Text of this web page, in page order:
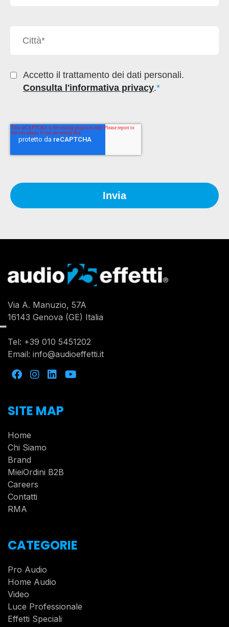
Accetto il trattamento dei dati personali.
Consulta l'informativa privacy.*
Via A. Manuzio, 57A
16143 Genova (GE) Italia
Tel: +39 010 5451202
Email: info@audioeffetti.it
SITE MAP
Home
Chi Siamo
Brand
MieiOrdini B2B
Careers
Contatti
RMA
CATEGORIE
Pro Audio
Home Audio
Video
Luce Professionale
Effetti Speciali